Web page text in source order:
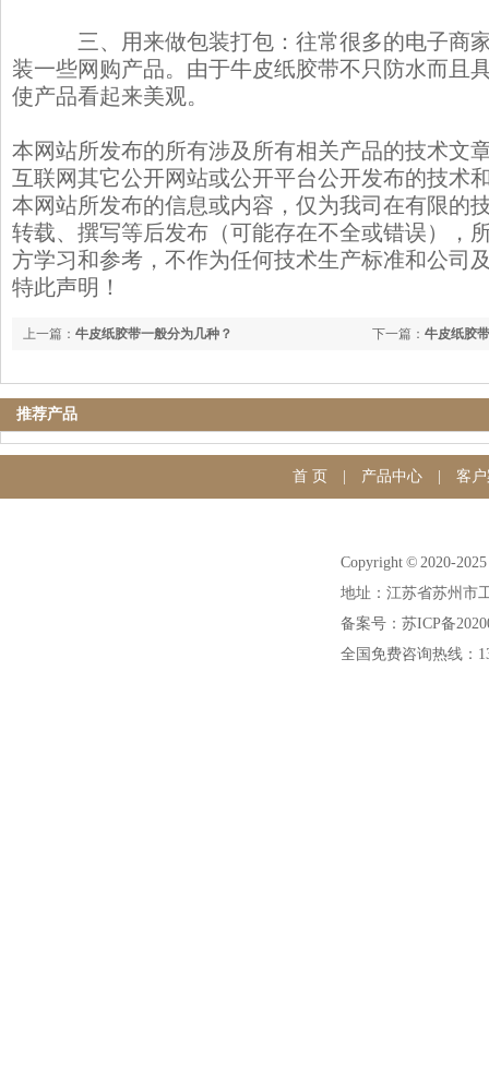
三、用来做包装打包：往常很多的电子商家
装一些网购产品。由于牛皮纸胶带不只防水而且
使产品看起来美观。
本网站所发布的所有涉及所有相关产品的技术文
互联网其它公开网站或公开平台公开发布的技术
本网站所发布的信息或内容，仅为我司在有限的
转载、撰写等后发布（可能存在不全或错误），
方学习和参考，不作为任何技术生产标准和公司
特此声明！
下一篇： 牛皮纸胶
上一篇： 牛皮纸胶带一般分为几种？
推荐产品
首 页| 产品中心| 客
Copyright © 2020-
地址：江苏省苏州市
备案号：苏ICP备
全国免费咨询热线：